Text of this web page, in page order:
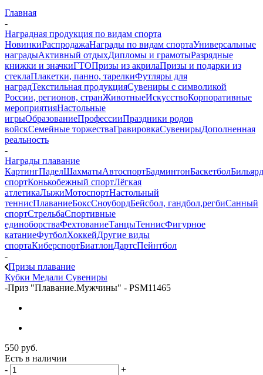
Главная
-
Наградная продукция по видам спорта
НовинкиРаспродажаНаграды по видам спортаУниверсальные
наградыАктивный отдыхДипломы и грамотыРазрядные
книжки и значкиГТОПризы из акрилаПризы и подарки из
стеклаПлакетки, панно, тарелкиФутляры для
наградТекстильная продукцияСувениры с символикой
России, регионов, странЖивотныеИскусствоКорпоративные
мероприятияНастольные
игрыОбразованиеПрофессииПраздники родов
войскСемейные торжестваГравировкаСувенирыДополненная
реальность
-
Награды плавание
КартингПаделШахматыАвтоспортБадминтонБаскетболБильярд
спортКонькобежный спортЛёгкая
атлетикаЛыжиМотоспортНастольный
теннисПлаваниеБоксСноубордБейсбол, гандбол,регбиСанный
спортСтрельбаСпортивные
единоборстваФехтованиеТанцыТеннисФигурное
катаниеФутболХоккейДругие виды
спортаКиберспортБиатлонДартсПейнтбол
-
Призы плавание
Кубки Медали Сувениры
-Приз "Плавание.Мужчины" - PSM11465
550 руб.
Есть в наличии
-
+